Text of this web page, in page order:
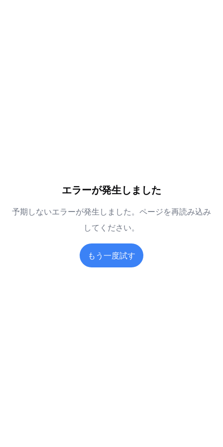
エラーが発生しました
予期しないエラーが発生しました。ページを再読み込み
してください。
もう一度試す